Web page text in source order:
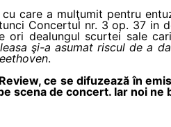
care a mulţumit pentru
Concertul nr. 3 op. 37 in
dealungul scurtei sale
şi-a asumat riscul de a
.
ce se difuzează în
scena de concert. Iar noi